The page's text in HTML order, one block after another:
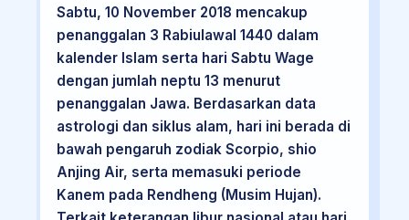
Sabtu, 10 November 2018 mencakup
penanggalan 3 Rabiulawal 1440 dalam
kalender Islam serta hari Sabtu Wage
dengan jumlah neptu 13 menurut
penanggalan Jawa. Berdasarkan data
astrologi dan siklus alam, hari ini berada di
bawah pengaruh zodiak Scorpio, shio
Anjing Air, serta memasuki periode
Kanem pada Rendheng (Musim Hujan).